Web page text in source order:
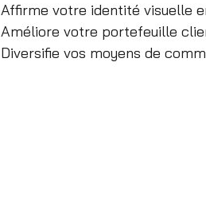
Affirme votre identité visuelle
Améliore votre portefeuille
Diversifie vos moyens de